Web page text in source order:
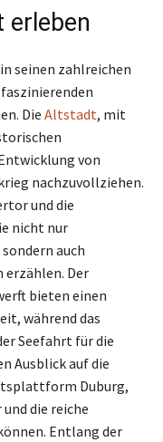
erleben
seinen zahlreichen
Die Altstadt, mit
von
nachzuvollziehen.
und die
nicht nur
auch
erzählen. Der
bieten einen
während das
Seefahrt für die
Ausblick auf die
Duburg,
die reiche
Entlang der